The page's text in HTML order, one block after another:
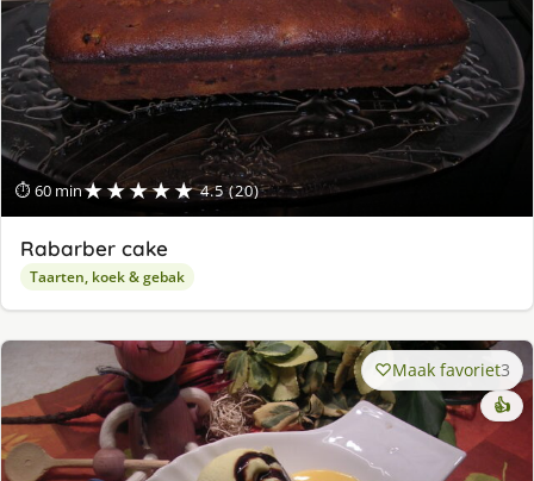
⏱ 60 min★★★★★ 4.5 (20)
Rabarber cake
Taarten, koek & gebak
Maak favoriet3
👍